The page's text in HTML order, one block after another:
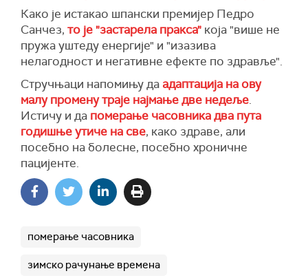
Како је истакао шпански премијер Педро
Санчез, то је "застарела пракса" која "више не
пружа уштеду енергије" и "изазива
нелагодност и негативне ефекте по здравље".
Стручњаци напомињу да адаптација на ову
малу промену траје најмање две недеље.
Истичу и да померање часовника два пута
годишње утиче на све, како здраве, али
посебно на болесне, посебно хроничне
пацијенте.
померање часовника
зимско рачунање времена